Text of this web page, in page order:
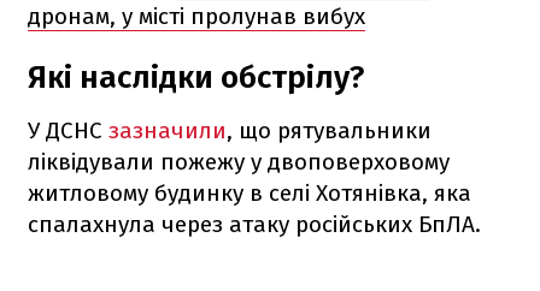
дронам, у місті пролунав вибух
Які наслідки обстрілу?
У ДСНС зазначили, що рятувальники
ліквідували пожежу у двоповерховому
житловому будинку в селі Хотянівка, яка
спалахнула через атаку російських БпЛА.